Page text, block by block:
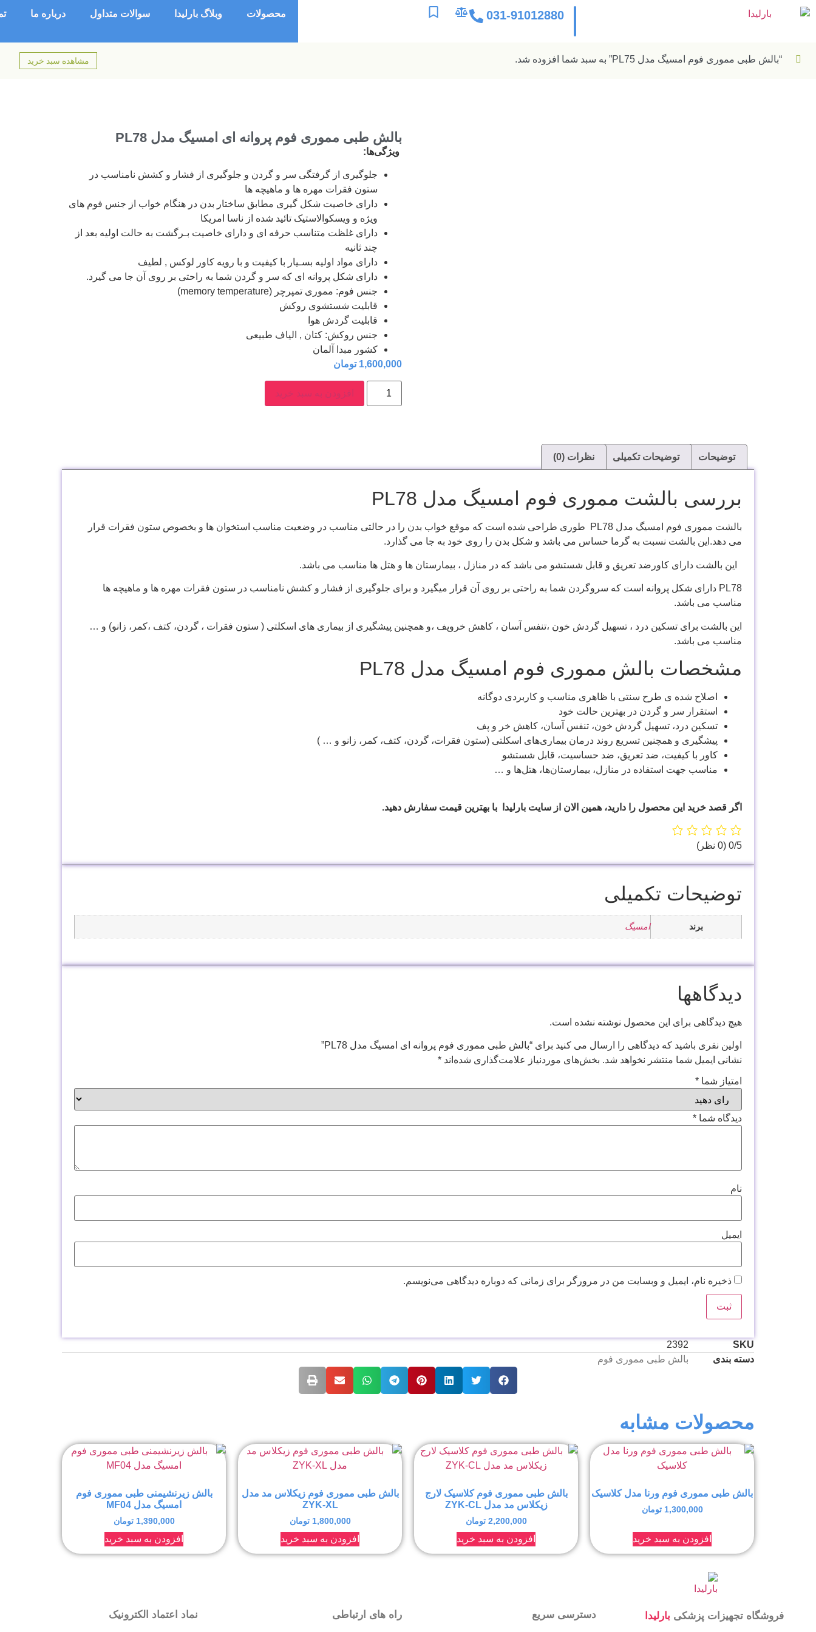
031-91012880 محصولات وبلاگ بارلیدا سوالات متداول درباره ما
“بالش طبی مموری فوم امسیگ مدل PL75” به سبد شما افزوده شد. مشاهده سبد خرید
بالش طبی مموری فوم پروانه ای امسیگ مدل PL78
ویژگی‌ها:
جلوگیری از گرفتگی سر و گردن و جلوگیری از فشار و کشش نامناسب در
ستون فقرات مهره ها و ماهیچه ها
دارای خاصیت شکل گیری مطابق ساختار بدن در هنگام خواب از جنس فوم های
ویژه و ویسکوالاستیک تائید شده از ناسا امریکا
دارای غلظت متناسب حرفه ای و دارای خاصیت بـرگشت به حالت اولیه بعد از
چند ثانیه
دارای مواد اولیه بسـیار با کیفیت و با رویه کاور لوکس , لطیف
دارای شکل پروانه ای که سر و گردن شما به راحتی بر روی آن جا می گیرد.
جنس فوم: مموری تمپرچر (memory temperature)
قابلیت شستشوی روکش
قابلیت گردش هوا
جنس روکش: کتان , الیاف طبیعی
کشور مبدا آلمان
1,600,000 تومان
افزودن به سبد خرید
توضیحات توضیحات تکمیلی نظرات (0)
بررسی بالشت مموری فوم امسیگ مدل PL78
بالشت مموری فوم امسیگ مدل PL78
طوری طراحی شده است که موقع خواب بدن را در حالتی مناسب در وضعیت مناسب استخوان ها و بخصوص ستون فقرات قرار
می دهد.این بالشت نسبت به گرما حساس می باشد و شکل بدن را روی خود به جا می گذارد.
این بالشت دارای کاورضد تعریق و قابل شستشو می باشد که در منازل ، بیمارستان ها و هتل ها مناسب می باشد.
PL78 دارای شکل پروانه است که سروگردن شما به راحتی بر روی آن قرار میگیرد و برای جلوگیری از فشار و کشش نامناسب در ستون فقرات مهره ها و ماهیچه ها
مناسب می باشد.
این بالشت برای تسکین درد ، تسهیل گردش خون ،تنفس آسان ، کاهش خروپف ،و همچنین پیشگیری از بیماری های اسکلتی ( ستون فقرات ، گردن، کتف ،کمر، زانو) و …
مناسب می باشد.
مشخصات بالش مموری فوم امسیگ مدل PL78
اصلاح شده ی طرح سنتی با ظاهری مناسب و کاربردی دوگانه
استقرار سر و گردن در بهترین حالت خود
تسکین درد، تسهیل گردش خون، تنفس آسان، کاهش خر و پف
پیشگیری و همچنین تسریع روند درمان بیماری‌های اسکلتی (ستون فقرات، گردن، کتف، کمر، زانو و … )
کاور با کیفیت، ضد تعریق، ضد حساسیت، قابل شستشو
مناسب جهت استفاده در منازل، بیمارستان‌ها، هتل‌ها و …
اگر قصد خرید این محصول را دارید، همین الان از سایت بارلیدا با بهترین قیمت سفارش دهید.
‫0/5 ‫(0 نظر)
توضیحات تکمیلی
برند امسیگ
دیدگاهها
هیچ دیدگاهی برای این محصول نوشته نشده است.
اولین نفری باشید که دیدگاهی را ارسال می کنید برای “بالش طبی مموری فوم پروانه ای امسیگ مدل PL78”
نشانی ایمیل شما منتشر نخواهد شد. بخش‌های موردنیاز علامت‌گذاری شده‌اند *
امتیاز شما *
دیدگاه شما *
نام
ایمیل
ذخیره نام، ایمیل و وبسایت من در مرورگر برای زمانی که دوباره دیدگاهی می‌نویسم.
SKU
2392
دسته بندی
بالش طبی مموری فوم
محصولات مشابه
بالش طبی مموری فوم ورنا مدل کلاسیک
1,300,000 تومان
افزودن به سبد خرید
بالش طبی مموری فوم کلاسیک لارج
زیکلاس مد مدل ZYK-CL
2,200,000 تومان
افزودن به سبد خرید
بالش طبی مموری فوم زیکلاس مد مدل
ZYK-XL
1,800,000 تومان
افزودن به سبد خرید
بالش زیرنشیمنی طبی مموری فوم
امسیگ مدل MF04
1,390,000 تومان
افزودن به سبد خرید
فروشگاه تجهیزات پزشکی بارلیدا دسترسی سریع راه های ارتباطی نماد اعتماد الکترونیک